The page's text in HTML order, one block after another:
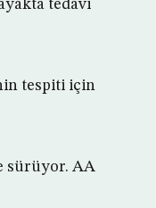
tedavi
tespiti için
sürüyor. AA